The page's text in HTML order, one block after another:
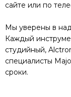
сайте или по
Мы уверены в
Каждый
студийный,
специалисты
сроки.